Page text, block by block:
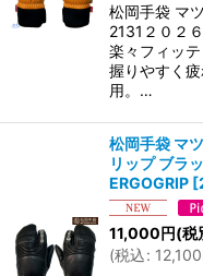
松岡手袋 マ
2131２０２
楽々フィッ
握りやすく
用。…
松岡手袋 マ
リップ ブラ
ERGOGRIP [
11,000円(税
(税込: 12,100